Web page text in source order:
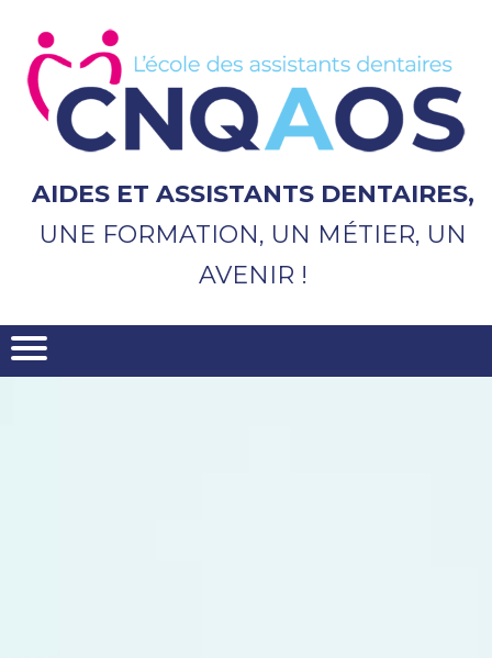
contenu
principal
AIDES ET ASSISTANTS DENTAIRES,
UNE FORMATION, UN MÉTIER, UN
AVENIR !